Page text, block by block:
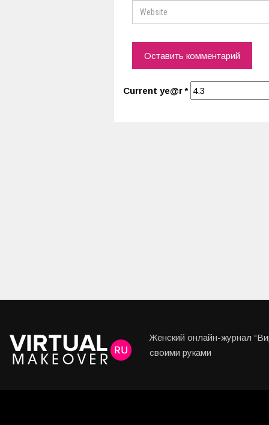
Current ye@r*
Женский онлайн-журнал
своими руками